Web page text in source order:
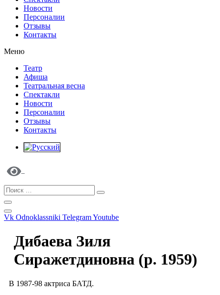
Новости
Персоналии
Отзывы
Контакты
Меню
Театр
Афиша
Театральная весна
Спектакли
Новости
Персоналии
Отзывы
Контакты
Vk Odnoklassniki TelegramYoutube
Дибаева Зиля
Сиражетдиновна (р. 1959)
В 1987-98 актриса БАТД.